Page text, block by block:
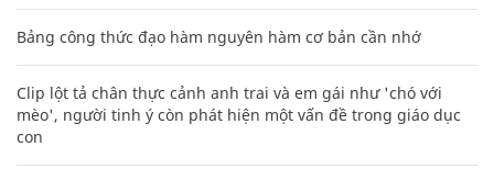
Bảng công thức đạo hàm nguyên hàm cơ bản cần nhớ
Clip lột tả chân thực cảnh anh trai và em gái như 'chó với
mèo', người tinh ý còn phát hiện một vấn đề trong giáo dục
con